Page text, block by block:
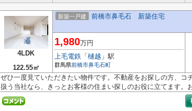
4LDK
122.55㎡
新築一戸建 前橋市鼻毛石 新築住宅
1,980万円
上毛電鉄 「 樋越 」駅
群馬県前橋市鼻毛石町
ぜひ一度見ていただきたい物件です。不動産をお探しの方、コ
扱う当社なら、きっとお客様の住まい探しのお役に立てます。